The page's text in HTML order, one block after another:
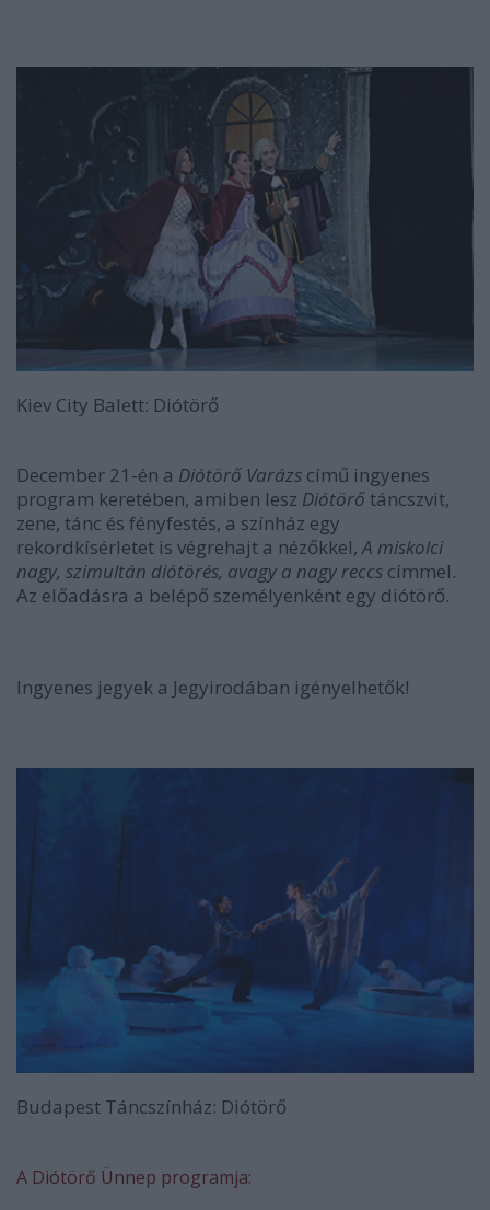
Kiev City Balett: Diótörő
December 21-én a Diótörő Varázs című ingyenes
program keretében, amiben lesz Diótörő táncszvit,
zene, tánc és fényfestés, a színház egy
rekordkísérletet is végrehajt a nézőkkel,A miskolci
nagy, szimultán diótörés, avagy a nagy reccs címmel.
Az előadásra a belépő személyenként egy diótörő.
Ingyenes jegyek a Jegyirodában igényelhetők!
Budapest Táncszínház: Diótörő
A Diótörő Ünnep programja: